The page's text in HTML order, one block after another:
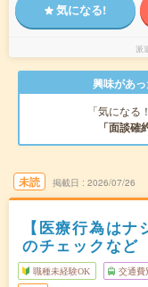
気になる!
派
興味があ
「気にな
「面談確
未読 掲載日 2026/07/26
【医療行為は
のチェックなど
職種未経験OK 交通費